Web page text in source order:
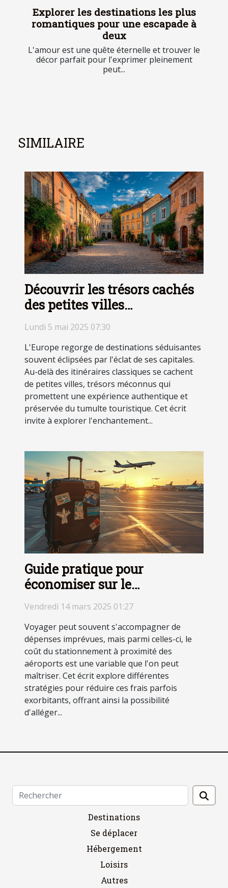
Explorer les destinations les plus
romantiques pour une escapade à
deux
L'amour est une quête éternelle et trouver le
décor parfait pour l'exprimer pleinement
peut...
SIMILAIRE
Découvrir les trésors cachés
des petites villes
européennes moins
fréquentées par les touristes
Lundi 5 mai 2025 07:30
L'Europe regorge de destinations séduisantes
souvent éclipsées par l'éclat de ses capitales.
Au-delà des itinéraires classiques se cachent
de petites villes, trésors méconnus qui
promettent une expérience authentique et
préservée du tumulte touristique. Cet écrit
invite à explorer l'enchantement...
Guide pratique pour
économiser sur le
stationnement près des
aéroports
Vendredi 14 mars 2025 01:27
Voyager peut souvent s'accompagner de
dépenses imprévues, mais parmi celles-ci, le
coût du stationnement à proximité des
aéroports est une variable que l'on peut
maîtriser. Cet écrit explore différentes
stratégies pour réduire ces frais parfois
exorbitants, offrant ainsi la possibilité
d'alléger...
Destinations
Se déplacer
Hébergement
Loisirs
Autres